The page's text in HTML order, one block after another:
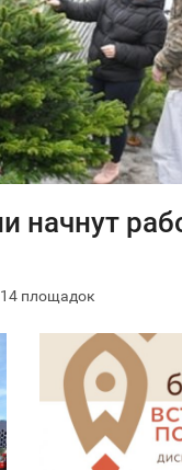
начнут
площадок
СРЕДА
1 502